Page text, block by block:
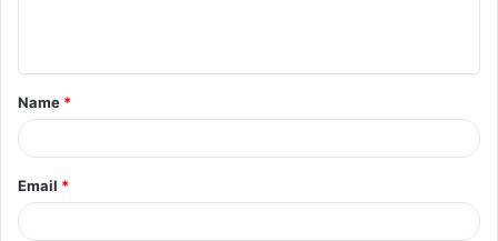
Name *
Email *